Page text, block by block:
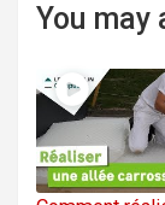
You may